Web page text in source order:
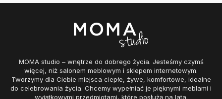
MOMA studio – wnętrze do dobrego życia. Jesteśmy czymś
więcej, niż salonem meblowym i sklepem internetowym.
Tworzymy dla Ciebie miejsca ciepłe, żywe, komfortowe, idealne
do celebrowania życia. Chcemy wypełniać je pięknymi meblami i
wyjątkowymi przedmiotami, które posłużą na lata.